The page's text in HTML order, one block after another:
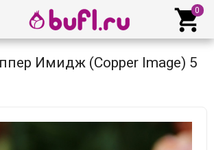

Имидж (Copper Image) 5